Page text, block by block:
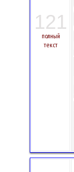
121
полный
текст